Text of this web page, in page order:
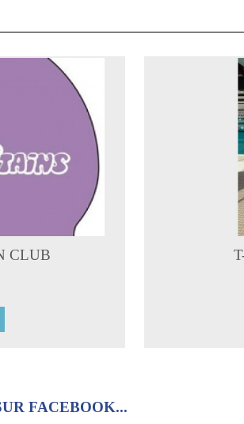
CLUB
FACEBOOK...